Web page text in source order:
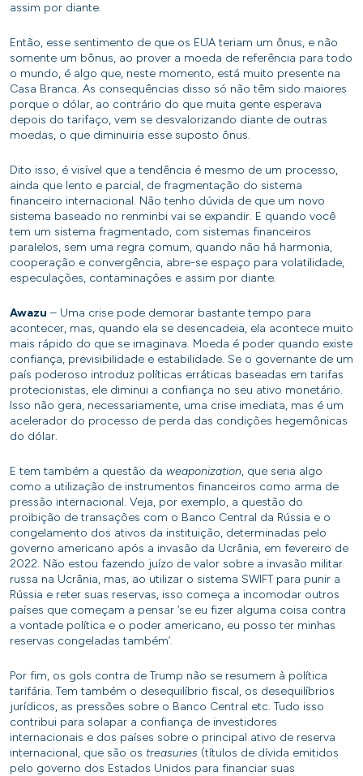
assim por diante.
Então, esse sentimento de que os EUA teriam um ônus, e não
somente um bônus, ao prover a moeda de referência para todo
o mundo, é algo que, neste momento, está muito presente na
Casa Branca. As consequências disso só não têm sido maiores
porque o dólar, ao contrário do que muita gente esperava
depois do tarifaço, vem se desvalorizando diante de outras
moedas, o que diminuiria esse suposto ônus.
Dito isso, é visível que a tendência é mesmo de um processo,
ainda que lento e parcial, de fragmentação do sistema
financeiro internacional. Não tenho dúvida de que um novo
sistema baseado no renminbi vai se expandir. E quando você
tem um sistema fragmentado, com sistemas financeiros
paralelos, sem uma regra comum, quando não há harmonia,
cooperação e convergência, abre-se espaço para volatilidade,
especulações, contaminações e assim por diante.
Awazu – Uma crise pode demorar bastante tempo para
acontecer, mas, quando ela se desencadeia, ela acontece muito
mais rápido do que se imaginava. Moeda é poder quando existe
confiança, previsibilidade e estabilidade. Se o governante de um
país poderoso introduz políticas erráticas baseadas em tarifas
protecionistas, ele diminui a confiança no seu ativo monetário.
Isso não gera, necessariamente, uma crise imediata, mas é um
acelerador do processo de perda das condições hegemônicas
do dólar.
E tem também a questão da weaponization, que seria algo
como a utilização de instrumentos financeiros como arma de
pressão internacional. Veja, por exemplo, a questão do
proibição de transações com o Banco Central da Rússia e o
congelamento dos ativos da instituição, determinadas pelo
governo americano após a invasão da Ucrânia, em fevereiro de
2022. Não estou fazendo juízo de valor sobre a invasão militar
russa na Ucrânia, mas, ao utilizar o sistema SWIFT para punir a
Rússia e reter suas reservas, isso começa a incomodar outros
países que começam a pensar ‘se eu fizer alguma coisa contra
a vontade política e o poder americano, eu posso ter minhas
reservas congeladas também’.
Por fim, os gols contra de Trump não se resumem à política
tarifária. Tem também o desequilíbrio fiscal, os desequilíbrios
jurídicos, as pressões sobre o Banco Central etc. Tudo isso
contribui para solapar a confiança de investidores
internacionais e dos países sobre o principal ativo de reserva
internacional, que são os treasuries (títulos de dívida emitidos
pelo governo dos Estados Unidos para financiar suas